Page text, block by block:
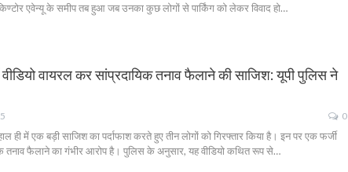
एवेन्यू के समीप तब हुआ जब उनका कुछ लोगों से पार्किंग को लेकर विवाद हो…
वायरल कर सांप्रदायिक तनाव फैलाने की साजिश: यूपी पुलिस ने
0
ही में एक बड़ी साजिश का पर्दाफाश करते हुए तीन लोगों को गिरफ्तार किया है। इन पर एक फर्जी
तनाव फैलाने का गंभीर आरोप है। पुलिस के अनुसार, यह वीडियो कथित रूप से…